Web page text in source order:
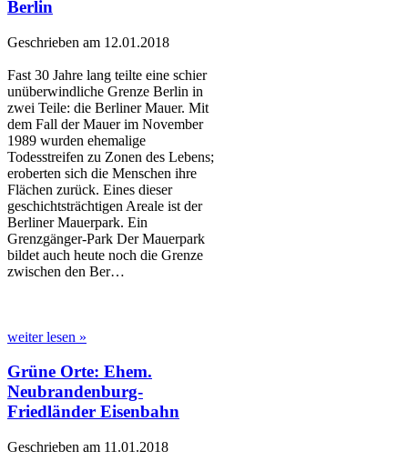
Berlin
Geschrieben am 12.01.2018
Fast 30 Jahre lang teilte eine schier
unüberwindliche Grenze Berlin in
zwei Teile: die Berliner Mauer. Mit
dem Fall der Mauer im November
1989 wurden ehemalige
Todesstreifen zu Zonen des Lebens;
eroberten sich die Menschen ihre
Flächen zurück. Eines dieser
geschichtsträchtigen Areale ist der
Berliner Mauerpark. Ein
Grenzgänger-Park Der Mauerpark
bildet auch heute noch die Grenze
zwischen den Ber…
weiter lesen »
Grüne Orte: Ehem.
Neubrandenburg-
Friedländer Eisenbahn
Geschrieben am 11.01.2018